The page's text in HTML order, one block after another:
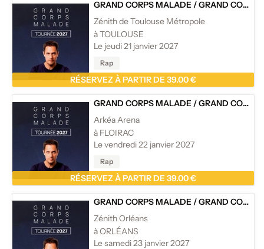
GRAND CORPS MALADE /GRAND CORPS MALADE - TOURNÉE
Zénith de Toulouse Métropole
à TOULOUSE
Le jeudi 21 janvier 2027
Rap
RÉSERVEZ À PARTIR DE 39.00 €
GRAND CORPS MALADE /GRAND CORPS MALADE - TOURNÉE
Arkéa Arena
à FLOIRAC
Le vendredi 22 janvier 2027
Rap
RÉSERVEZ À PARTIR DE 39.00 €
GRAND CORPS MALADE /GRAND CORPS MALADE - TOURNÉE
Zénith Orléans
à ORLÉANS
Le samedi 23 janvier 2027